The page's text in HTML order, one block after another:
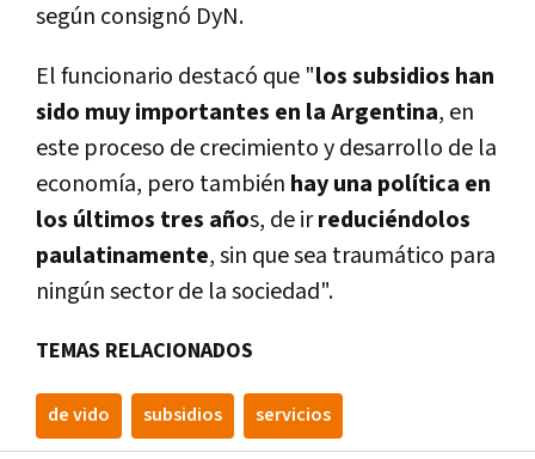
según consignó DyN.
El funcionario destacó que "los subsidios han
sido muy importantes en la Argentina, en
este proceso de crecimiento y desarrollo de la
economía, pero también hay una política en
los últimos tres años, de irreduciéndolos
paulatinamente, sin que sea traumático para
ningún sector de la sociedad".
TEMAS RELACIONADOS
de vido subsidios servicios